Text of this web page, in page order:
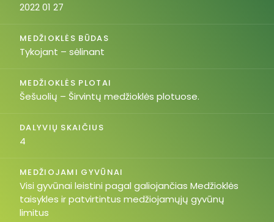
2022 01 27
MEDŽIOKLĖS BŪDAS
Tykojant – sėlinant
MEDŽIOKLĖS PLOTAI
Šešuolių – Širvintų medžioklės plotuose.
DALYVIŲ SKAIČIUS
4
MEDŽIOJAMI GYVŪNAI
Visi gyvūnai leistini pagal galiojančias Medžioklės
taisykles ir patvirtintus medžiojamųjų gyvūnų
limitus